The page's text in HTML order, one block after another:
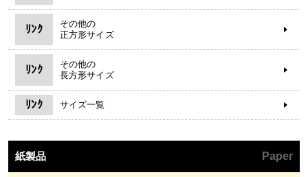
ﾘﾝｸ
その他の
正方形サイズ
ﾘﾝｸ
その他の
長方形サイズ
ﾘﾝｸ サイズ一覧
紙製品 Paper